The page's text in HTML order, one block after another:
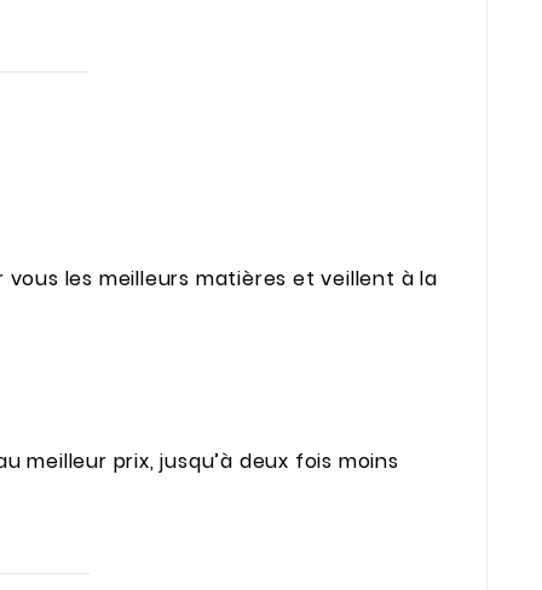
les meilleurs matières et veillent à la
meilleur prix, jusqu’à deux fois moins